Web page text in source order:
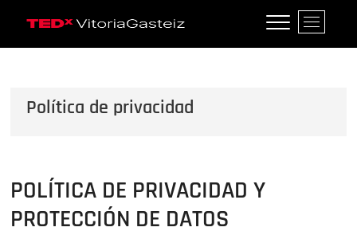
TEDxVitoriaGasteiz
TEDXVITORIAGASTEIZ, IDEAS QUE
B
o
Política de privacidad
POLÍTICA DE PRIVACIDAD Y
PROTECCIÓN DE DATOS